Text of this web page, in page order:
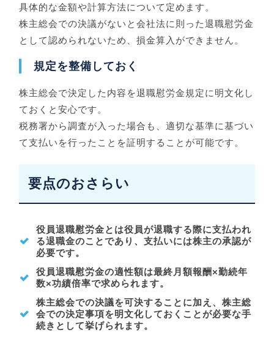
具体的な金額や計算方法について定めます。
株主総会での決議がないと会社法に則った退職慰労金
として認められないため、損金算入ができません。
規定を整備しておく
株主総会で決定した内容を退職慰労金規定に明文化し
ておくと安心です。
税務署から調査が入った場合も、適切な基準に基づい
て支払いを行ったことを証明することが可能です。
要点のおさらい
役員退職慰労金とは役員が退職する際に支払われ
る退職金のことであり、支払いには株主の承認が
必要です。
役員退職慰労金の適性額は最終月額報酬×勤続年
数×功績倍率で求められます。
株主総会での決議を可決することに加え、株主総
会での決定事項を明文化しておくことが必要な手
続きとして挙げられます。